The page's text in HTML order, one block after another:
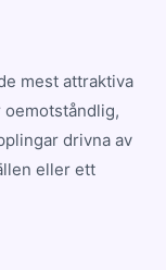
mest attraktiva
oemotståndlig,
drivna av
eller ett